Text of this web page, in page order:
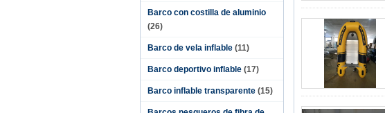
Barco con costilla de aluminio
(26)
Barco de vela inflable (11)
Barco deportivo inflable (17)
Barco inflable transparente (15)